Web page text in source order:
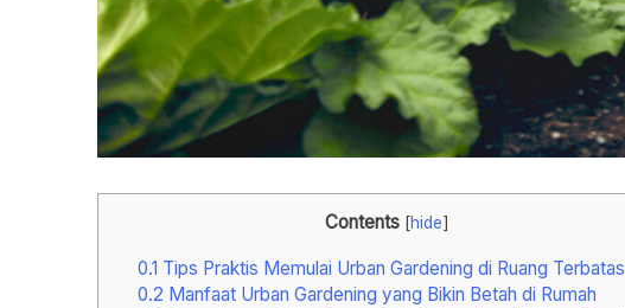
Contents [hide]
0.1 Tips Praktis Memulai Urban Gardening di Ruang Terbatas
0.2 Manfaat Urban Gardening yang Bikin Betah di Rumah